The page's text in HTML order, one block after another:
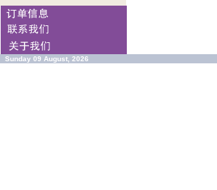
Sunday 09 August, 2026